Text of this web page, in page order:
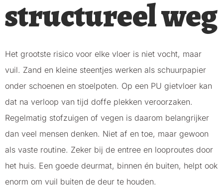
structureel weg
Het grootste risico voor elke vloer is niet vocht, maar
vuil. Zand en kleine steentjes werken als schuurpapier
onder schoenen en stoelpoten. Op een PU gietvloer kan
dat na verloop van tijd doffe plekken veroorzaken.
Regelmatig stofzuigen of vegen is daarom belangrijker
dan veel mensen denken. Niet af en toe, maar gewoon
als vaste routine. Zeker bij de entree en looproutes door
het huis. Een goede deurmat, binnen én buiten, helpt ook
enorm om vuil buiten de deur te houden.